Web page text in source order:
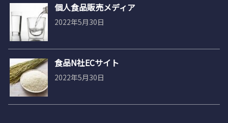
個人食品販売メディア
2022年5月30日
食品N社ECサイト
2022年5月30日